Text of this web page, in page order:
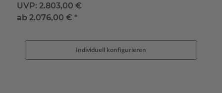
UVP: 2.803,00 €
ab2.076,00 € *
Individuell konfigurieren